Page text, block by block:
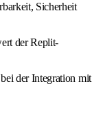
Sicherheit
der Replit-
der Integration mit